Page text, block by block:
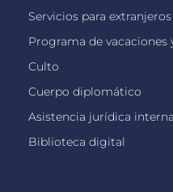
Servicios para extranjeros
Programa de vacaciones
Culto
Cuerpo diplomático
Asistencia jurídica
Biblioteca digital